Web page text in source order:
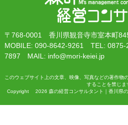
〒768-0001 香川県観音寺市室本町
MOBILE: 090-8642-9261 TEL:
7897 MAIL: info@mori-keiei.jp
このウェブサイト上の文章、映像、写真などの著作物
することを禁じま
Copyright 2026 森の経営コンサルタント｜香川県